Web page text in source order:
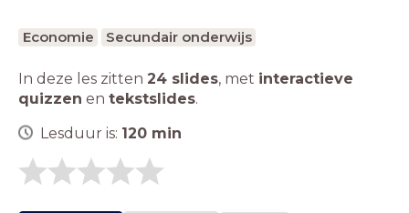
Economie Secundair onderwijs
In deze les zitten 24 slides, met interactieve
quizzen en tekstslides.
Lesduur is: 120 min